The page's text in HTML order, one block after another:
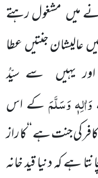
میں مشغول رہتے
عالیشان جنتیں عطا
اور یہیں سے سیِّدُ
وَاٰلِہٖ وَسَلَّمَکے اس
کی جنت ہے ‘‘کا راز
ہے کہ دنیا قید خانہ